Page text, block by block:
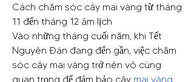
Cách chăm sóc cây mai vàng từ tháng
11 đến tháng 12 âm lịch
Vào những tháng cuối năm, khi Tết
Nguyên Đán đang đến gần, việc chăm
sóc cây mai vàng trở nên vô cùng
quan trọng để đảm bảo cây mai vàng